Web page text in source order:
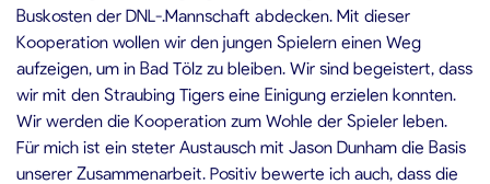
Buskosten der DNL-.Mannschaft abdecken. Mit dieser
Kooperation wollen wir den jungen Spielern einen Weg
aufzeigen, um in Bad Tölz zu bleiben. Wir sind begeistert, dass
wir mit den Straubing Tigers eine Einigung erzielen konnten.
Wir werden die Kooperation zum Wohle der Spieler leben.
Für mich ist ein steter Austausch mit Jason Dunham die Basis
unserer Zusammenarbeit. Positiv bewerte ich auch, dass die